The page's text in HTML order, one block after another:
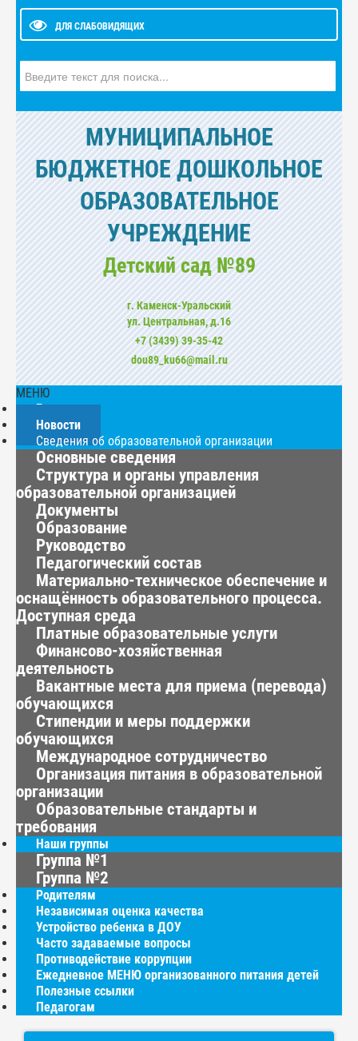
ДЛЯ СЛАБОВИДЯЩИХ
МУНИЦИПАЛЬНОЕ
БЮДЖЕТНОЕ ДОШКОЛЬНОЕ
ОБРАЗОВАТЕЛЬНОЕ
УЧРЕЖДЕНИЕ
Детский сад №89
г. Каменск-Уральский
ул. Центральная, д.16
+7 (3439) 39-35-42
dou89_ku66@mail.ru
МЕНЮ
Главная
Новости
Сведения об образовательной организации
Основные сведения
Структура и органы управления
образовательной организацией
Документы
Образование
Руководство
Педагогический состав
Материально-техническое обеспечение и
оснащённость образовательного процесса.
Доступная среда
Платные образовательные услуги
Финансово-хозяйственная
деятельность
Вакантные места для приема (перевода)
обучающихся
Стипендии и меры поддержки
обучающихся
Международное сотрудничество
Организация питания в образовательной
организации
Образовательные стандарты и
требования
Наши группы
Группа №1
Группа №2
Родителям
Независимая оценка качества
Устройство ребенка в ДОУ
Часто задаваемые вопросы
Противодействие коррупции
Ежедневное МЕНЮ организованного питания детей
Полезные ссылки
Педагогам